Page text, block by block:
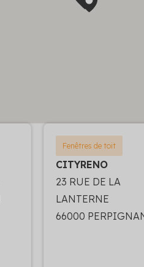
Fenêtres de toit
CITYRENO
23 RUE DE LA
LANTERNE
66000